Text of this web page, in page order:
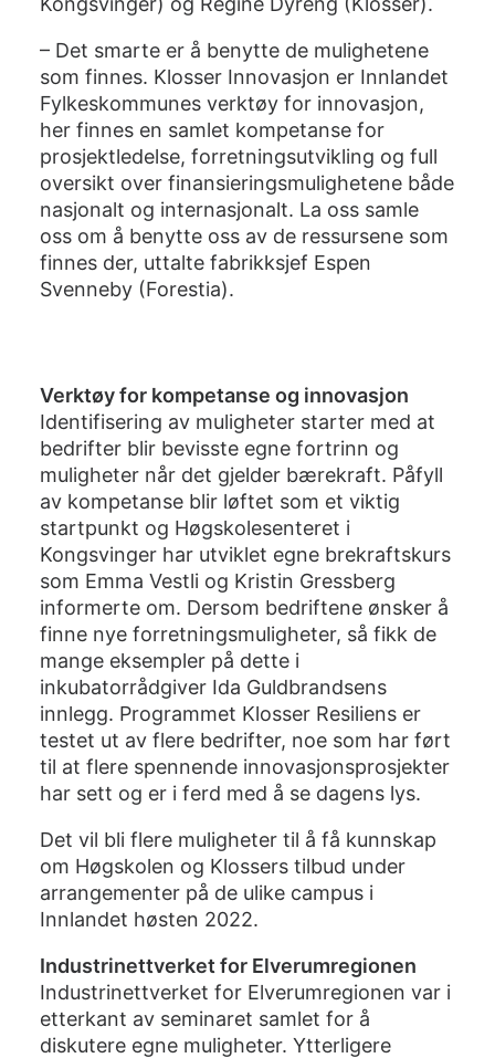
– Det smarte er å benytte de mulighetene
som finnes. Klosser Innovasjon er Innlandet
Fylkeskommunes verktøy for innovasjon,
her finnes en samlet kompetanse for
prosjektledelse, forretningsutvikling og full
oversikt over finansieringsmulighetene både
nasjonalt og internasjonalt. La oss samle
oss om å benytte oss av de ressursene som
finnes der, uttalte fabrikksjef Espen
Svenneby (Forestia).
Verktøy for kompetanse og innovasjon
Identifisering av muligheter starter med at
bedrifter blir bevisste egne fortrinn og
muligheter når det gjelder bærekraft. Påfyll
av kompetanse blir løftet som et viktig
startpunkt og Høgskolesenteret i
Kongsvinger har utviklet egne brekraftskurs
som Emma Vestli og Kristin Gressberg
informerte om. Dersom bedriftene ønsker å
finne nye forretningsmuligheter, så fikk de
mange eksempler på dette i
inkubatorrådgiver Ida Guldbrandsens
innlegg. Programmet Klosser Resiliens er
testet ut av flere bedrifter, noe som har ført
til at flere spennende innovasjonsprosjekter
har sett og er i ferd med å se dagens lys.
Det vil bli flere muligheter til å få kunnskap
om Høgskolen og Klossers tilbud under
arrangementer på de ulike campus i
Innlandet høsten 2022.
Industrinettverket for Elverumregionen
Industrinettverket for Elverumregionen var i
etterkant av seminaret samlet for å
diskutere egne muligheter. Ytterligere